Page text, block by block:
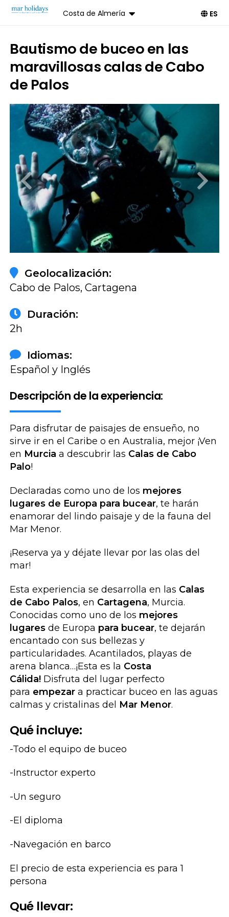
Costa de Almería ES
Bautismo de buceo en las
maravillosas calas de Cabo
de Palos
Reservar
Geolocalización:
Cabo de Palos, Cartagena
Duración:
2h
Idiomas:
Español y Inglés
Descripción de la experiencia:
Para disfrutar de paisajes de ensueño, no
sirve ir en el Caribe o en Australia, mejor ¡Ven
en Murcia a descubrir las Calas de Cabo
Palo!
Declaradas como uno de los mejores
lugares de Europa para bucear, te harán
enamorar del lindo paisaje y de la fauna del
Mar Menor.
¡Reserva ya y déjate llevar por las olas del
mar!
Esta experiencia se desarrolla en las Calas
de Cabo Palos, en Cartagena, Murcia.
Conocidas como uno de los mejores
lugaresde Europa para bucear, te dejarán
encantado con sus bellezas y
particularidades. Acantilados, playas de
arena blanca…¡Esta es la Costa
Cálida!Disfruta del lugar perfecto
para empezara practicar buceo en las aguas
calmas y cristalinas del Mar Menor.
Qué incluye:
-Todo el equipo de buceo
-Instructor experto
-Un seguro
-El diploma
-Navegación en barco
El precio de esta experiencia es para 1
persona
Qué llevar: